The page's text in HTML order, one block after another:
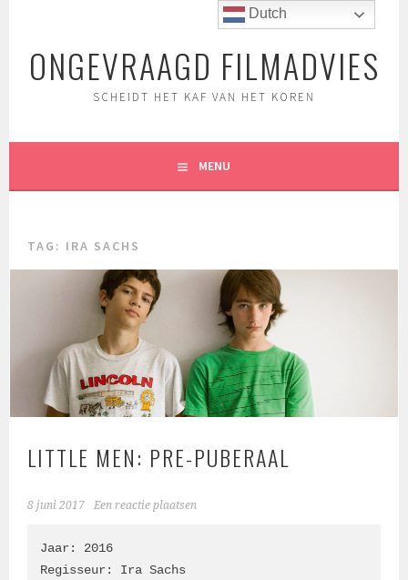
inhoudONGEVRAAGD FILMADVIES
SCHEIDT HET KAF VAN HET KOREN
MENU
TAG: IRA SACHS
LITTLE MEN: PRE-PUBERAAL
8 juni 2017 Een reactie plaatsen
Jaar: 2016
Regisseur: Ira Sachs
Dutch